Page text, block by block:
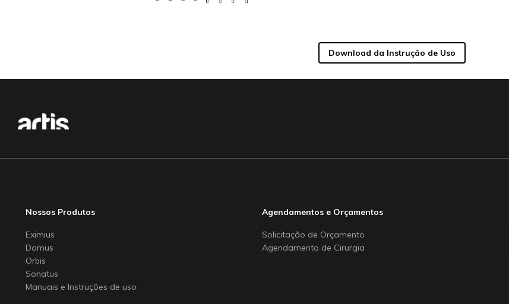
Download da Instrução de Uso
Nossos Produtos
Eximius
Domus
Orbis
Sonatus
Manuais e Instruções de uso
Agendamentos e Orçamentos
Solicitação de Orçamento
Agendamento de Cirurgia